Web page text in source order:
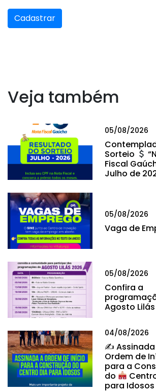
Cadastrar
Veja também
05/08/2026
Sorteio
Fiscal
Julho de
05/08/2026
Vaga de
05/08/2026
Confira a
Agosto
04/08/2026
✍
Ordem de
para a
do
para Idosos